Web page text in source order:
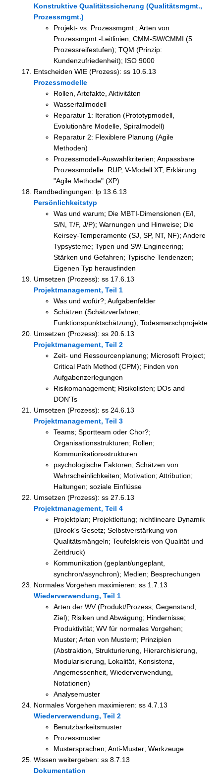
Konstruktive Qualitätssicherung (Qualitätsmgmt.,
Prozessmgmt.)
Projekt- vs. Prozessmgmt.; Arten von
Prozessmgmt.-Leitlinien; CMM-SW/CMMI (5
Prozessreifestufen); TQM (Prinzip:
Kundenzufriedenheit); ISO 9000
Entscheiden WIE (Prozess): ss 10.6.13
Prozessmodelle
Rollen, Artefakte, Aktivitäten
Wasserfallmodell
Reparatur 1: Iteration (Prototypmodell,
Evolutionäre Modelle, Spiralmodell)
Reparatur 2: Flexiblere Planung (Agile
Methoden)
Prozessmodell-Auswahlkriterien; Anpassbare
Prozessmodelle: RUP, V-Modell XT; Erklärung
"Agile Methode" (XP)
Randbedingungen: lp 13.6.13
Persönlichkeitstyp
Was und warum; Die MBTI-Dimensionen (E/I,
S/N, T/F, J/P); Warnungen und Hinweise; Die
Keirsey-Temperamente (SJ, SP, NT, NF); Andere
Typsysteme; Typen und SW-Engineering;
Stärken und Gefahren; Typische Tendenzen;
Eigenen Typ herausfinden
Umsetzen (Prozess): ss 17.6.13
Projektmanagement, Teil 1
Was und wofür?; Aufgabenfelder
Schätzen (Schätzverfahren;
Funktionspunktschätzung); Todesmarschprojekte
Umsetzen (Prozess): ss 20.6.13
Projektmanagement, Teil 2
Zeit- und Ressourcenplanung; Microsoft Project;
Critical Path Method (CPM); Finden von
Aufgabenzerlegungen
Risikomanagement; Risikolisten; DOs and
DON'Ts
Umsetzen (Prozess): ss 24.6.13
Projektmanagement, Teil 3
Teams; Sportteam oder Chor?;
Organisationsstrukturen; Rollen;
Kommunikationsstrukturen
psychologische Faktoren; Schätzen von
Wahrscheinlichkeiten; Motivation; Attribution;
Haltungen; soziale Einflüsse
Umsetzen (Prozess): ss 27.6.13
Projektmanagement, Teil 4
Projektplan; Projektleitung; nichtlineare Dynamik
(Brook's Gesetz; Selbstverstärkung von
Qualitätsmängeln; Teufelskreis von Qualität und
Zeitdruck)
Kommunikation (geplant/ungeplant,
synchron/asynchron); Medien; Besprechungen
Normales Vorgehen maximieren: ss 1.7.13
Wiederverwendung, Teil 1
Arten der WV (Produkt/Prozess; Gegenstand;
Ziel); Risiken und Abwägung; Hindernisse;
Produktivität; WV für normales Vorgehen;
Muster; Arten von Mustern; Prinzipien
(Abstraktion, Strukturierung, Hierarchisierung,
Modularisierung, Lokalität, Konsistenz,
Angemessenheit, Wiederverwendung,
Notationen)
Analysemuster
Normales Vorgehen maximieren: ss 4.7.13
Wiederverwendung, Teil 2
Benutzbarkeitsmuster
Prozessmuster
Mustersprachen; Anti-Muster; Werkzeuge
Wissen weitergeben: ss 8.7.13
Dokumentation